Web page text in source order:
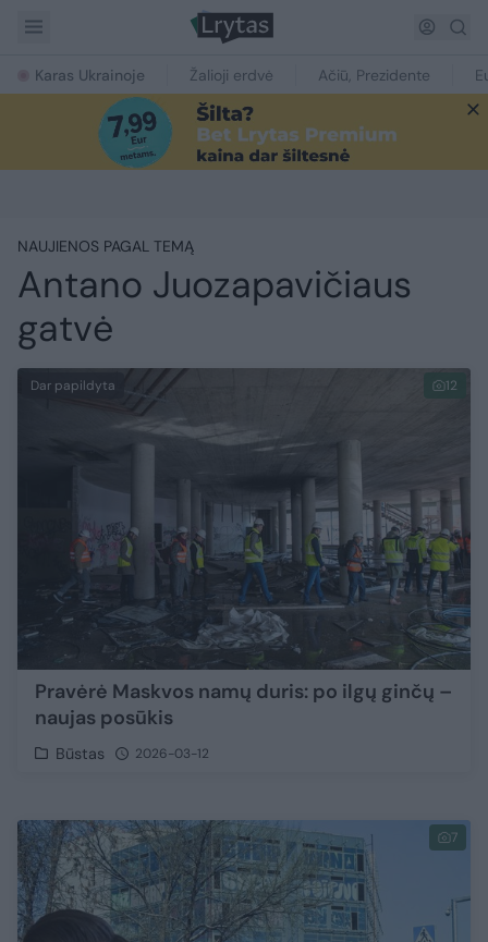
Karas Ukrainoje Žalioji erdvė Ačiū, Prezidente
NAUJIENOS PAGAL TEMĄ
Antano Juozapavičiaus
gatvė
Dar papildyta 12
Pravėrė Maskvos namų duris: po ilgų ginčų –
naujas posūkis
Būstas 2026-03-12
7